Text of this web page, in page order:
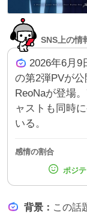
SNS上の情
2026年6月9
の第2弾PVが
ReoNaが登場
ャストも同時
いる。
感情の割合
背景 ： この話題がバズっている理由は、人